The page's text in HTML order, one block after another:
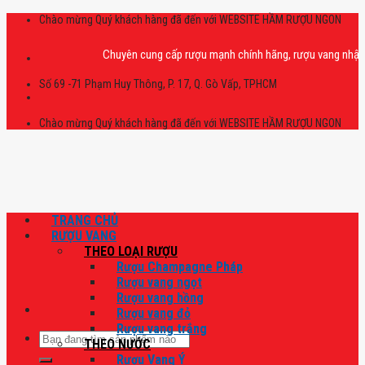
Skip
Chào mừng Quý khách hàng đã đến với WEBSITE HẦM RƯỢU NGON
Chuyên cung cấp rượu mạnh chính hãng, rượu vang nhập
Số 69 -71 Phạm Huy Thông, P. 17, Q. Gò Vấp, TPHCM
Chào mừng Quý khách hàng đã đến với WEBSITE HẦM RƯỢU NGON
Tìm
kiếm:
TRANG CHỦ
RƯỢU VANG
THEO LOẠI RƯỢU
Rượu Champagne Pháp
Rượu vang ngọt
Rượu vang hồng
Rượu vang đỏ
Rượu vang trắng
THEO NƯỚC
Rượu Vang Ý